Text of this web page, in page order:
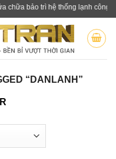
bảo trì hệ thống lạnh công
“DANLANH”